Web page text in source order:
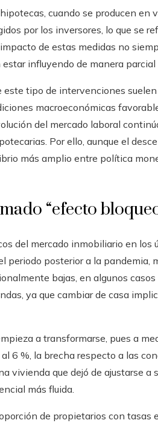
cuando se producen en
por los inversores, lo que se
de estas medidas no
influyendo de manera
tipo de intervenciones
macroeconómicas
del mercado laboral
Por ello, aunque el
más amplio entre política
“efecto
del mercado inmobiliario en los
periodo posterior a la pandemia,
bajas, en algunos casos
ya que cambiar de casa
a transformarse, pues a
6 %, la brecha respecto a las
vivienda que dejó de ajustarse a
más fluida.
de propietarios con tasas